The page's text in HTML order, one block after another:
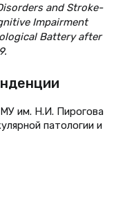
and Stroke-
Impairment
Battery after
им. Н.И. Пирогова
патологии и